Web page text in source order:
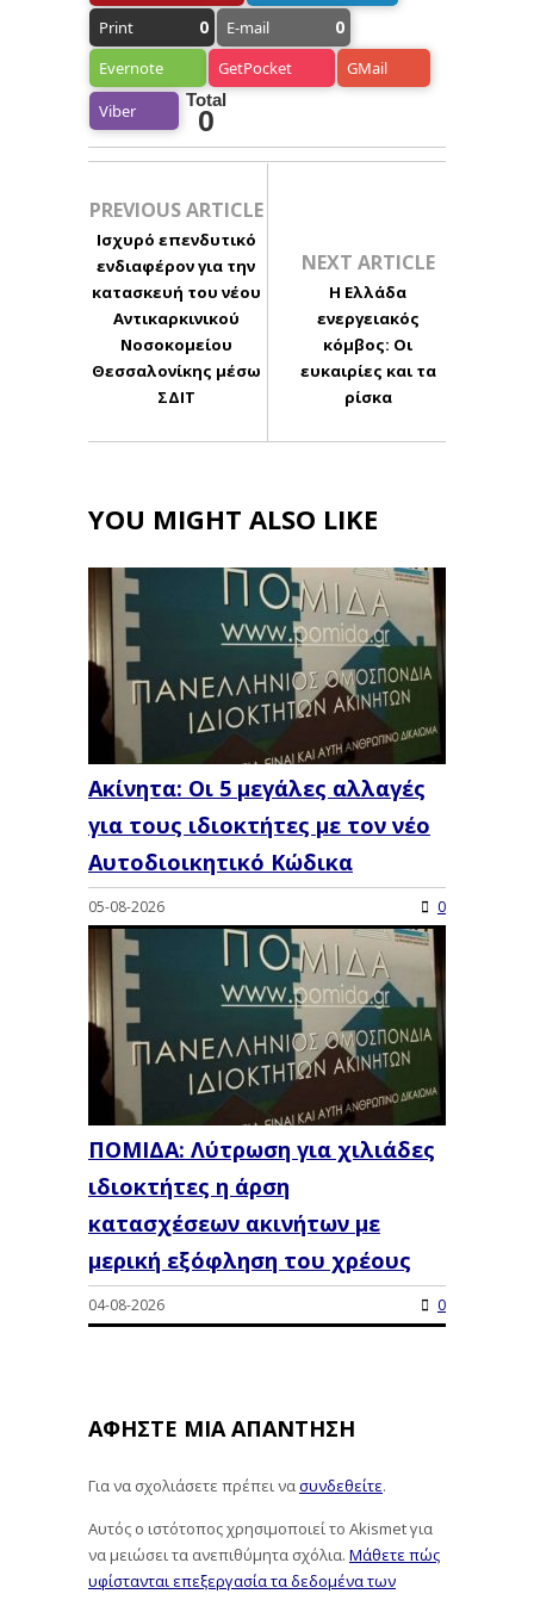
Print 0 E-mail 0
Evernote GetPocket GMail
Viber
Total
0
PREVIOUS ARTICLE
Ισχυρό επενδυτικό
ενδιαφέρον για την
κατασκευή του νέου
Αντικαρκινικού
Νοσοκομείου
Θεσσαλονίκης μέσω
ΣΔΙΤ
NEXT ARTICLE
H Ελλάδα
ενεργειακός
κόμβος: Οι
ευκαιρίες και τα
ρίσκα
YOU MIGHT ALSO LIKE
Ακίνητα: Οι 5 μεγάλες αλλαγές
για τους ιδιοκτήτες με τον νέο
Αυτοδιοικητικό Κώδικα
05-08-2026 0
ΠΟΜΙΔΑ: Λύτρωση για χιλιάδες
ιδιοκτήτες η άρση
κατασχέσεων ακινήτων με
μερική εξόφληση του χρέους
04-08-2026 0
ΑΦΉΣΤΕ ΜΙΑ ΑΠΆΝΤΗΣΗ
Για να σχολιάσετε πρέπει νασυνδεθείτε.
Αυτός ο ιστότοπος χρησιμοποιεί το Akismet για
να μειώσει τα ανεπιθύμητα σχόλια. Μάθετε πώς
υφίστανται επεξεργασία τα δεδομένα των